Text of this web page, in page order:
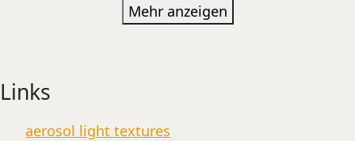
Mehr anzeigen
Links
aerosol light textures